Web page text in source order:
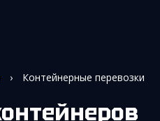
›
Контейнерные перевозки